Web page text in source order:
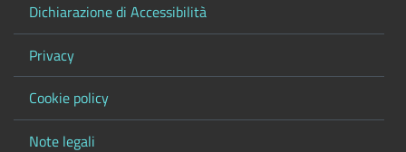
Dichiarazione di Accessibilità
Privacy
Cookie policy
Note legali